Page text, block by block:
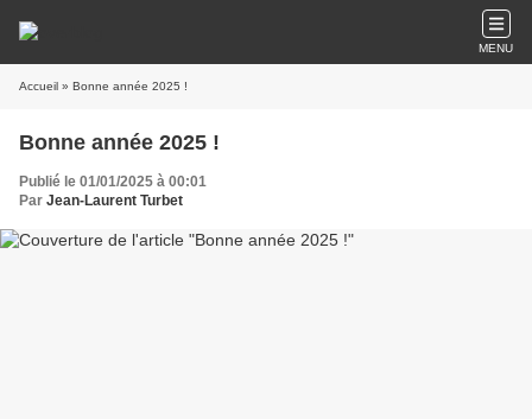
MENU
Accueil » Bonne année 2025 !
Bonne année 2025 !
Publié le 01/01/2025 à 00:01
Par Jean-Laurent Turbet